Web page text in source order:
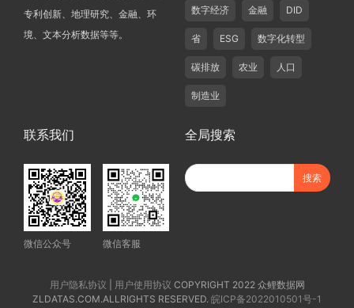
专利创新、地理研究、金融、环
境、文本分析数据等等。
数字经济 金融 DID
省 ESG 数字化转型
碳排放 农业 人口
制造业
联系我们
微信公众号 微信客服
全局搜索
用户隐私协议 用户使用协议 COPYRIGHT 2022 众鲤数据网
ZLDATAS.COM.ALLRIGHTS RESERVED. 皖ICP备2022010501号-1